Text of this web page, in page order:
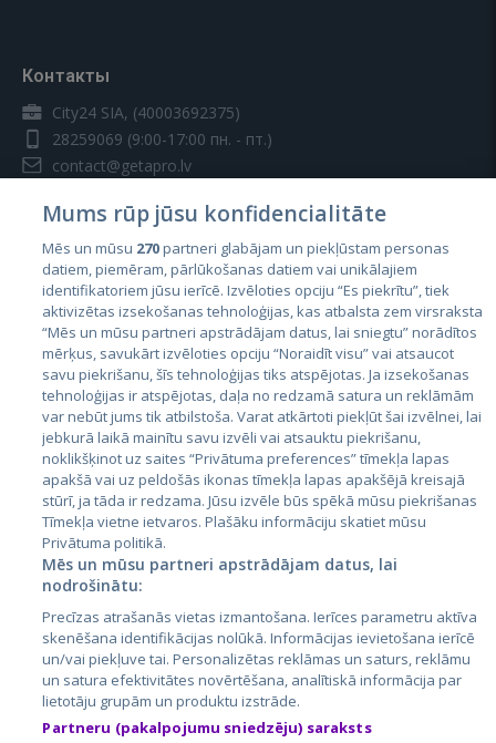
Контакты
City24 SIA, (40003692375)
28259069 (9:00-17:00 пн. - пт.)
contact@getapro.lv
Страны
Эстония
Латвия
Литва
City24.lv
City24.ee
GetaPro.lv
GetaPro.ee
Skelbiu.lt
CVbankas.lt
Kainos.lt
Paslaugos.lt
auto24.ee
Mums rūp jūsu konfidencialitāte
Mēs un mūsu 270partneri glabājam un piekļūstam personas
datiem, piemēram, pārlūkošanas datiem vai unikālajiem
identifikatoriem jūsu ierīcē. Izvēloties opciju “Es piekrītu”, tiek
aktivizētas izsekošanas tehnoloģijas, kas atbalsta zem virsraksta
“Mēs un mūsu partneri apstrādājam datus, lai sniegtu” norādītos
mērķus, savukārt izvēloties opciju “Noraidīt visu” vai atsaucot
savu piekrišanu, šīs tehnoloģijas tiks atspējotas. Ja izsekošanas
tehnoloģijas ir atspējotas, daļa no redzamā satura un reklāmām
var nebūt jums tik atbilstoša. Varat atkārtoti piekļūt šai izvēlnei, lai
jebkurā laikā mainītu savu izvēli vai atsauktu piekrišanu,
noklikšķinot uz saites “Privātuma preferences” tīmekļa lapas
apakšā vai uz peldošās ikonas tīmekļa lapas apakšējā kreisajā
stūrī, ja tāda ir redzama. Jūsu izvēle būs spēkā mūsu piekrišanas
Tīmekļa vietne ietvaros. Plašāku informāciju skatiet mūsu
Privātuma politikā.
Mēs un mūsu partneri apstrādājam datus, lai
nodrošinātu:
Precīzas atrašanās vietas izmantošana. Ierīces parametru aktīva
skenēšana identifikācijas nolūkā. Informācijas ievietošana ierīcē
un/vai piekļuve tai. Personalizētas reklāmas un saturs, reklāmu
un satura efektivitātes novērtēšana, analītiskā informācija par
lietotāju grupām un produktu izstrāde.
Partneru (pakalpojumu sniedzēju) saraksts